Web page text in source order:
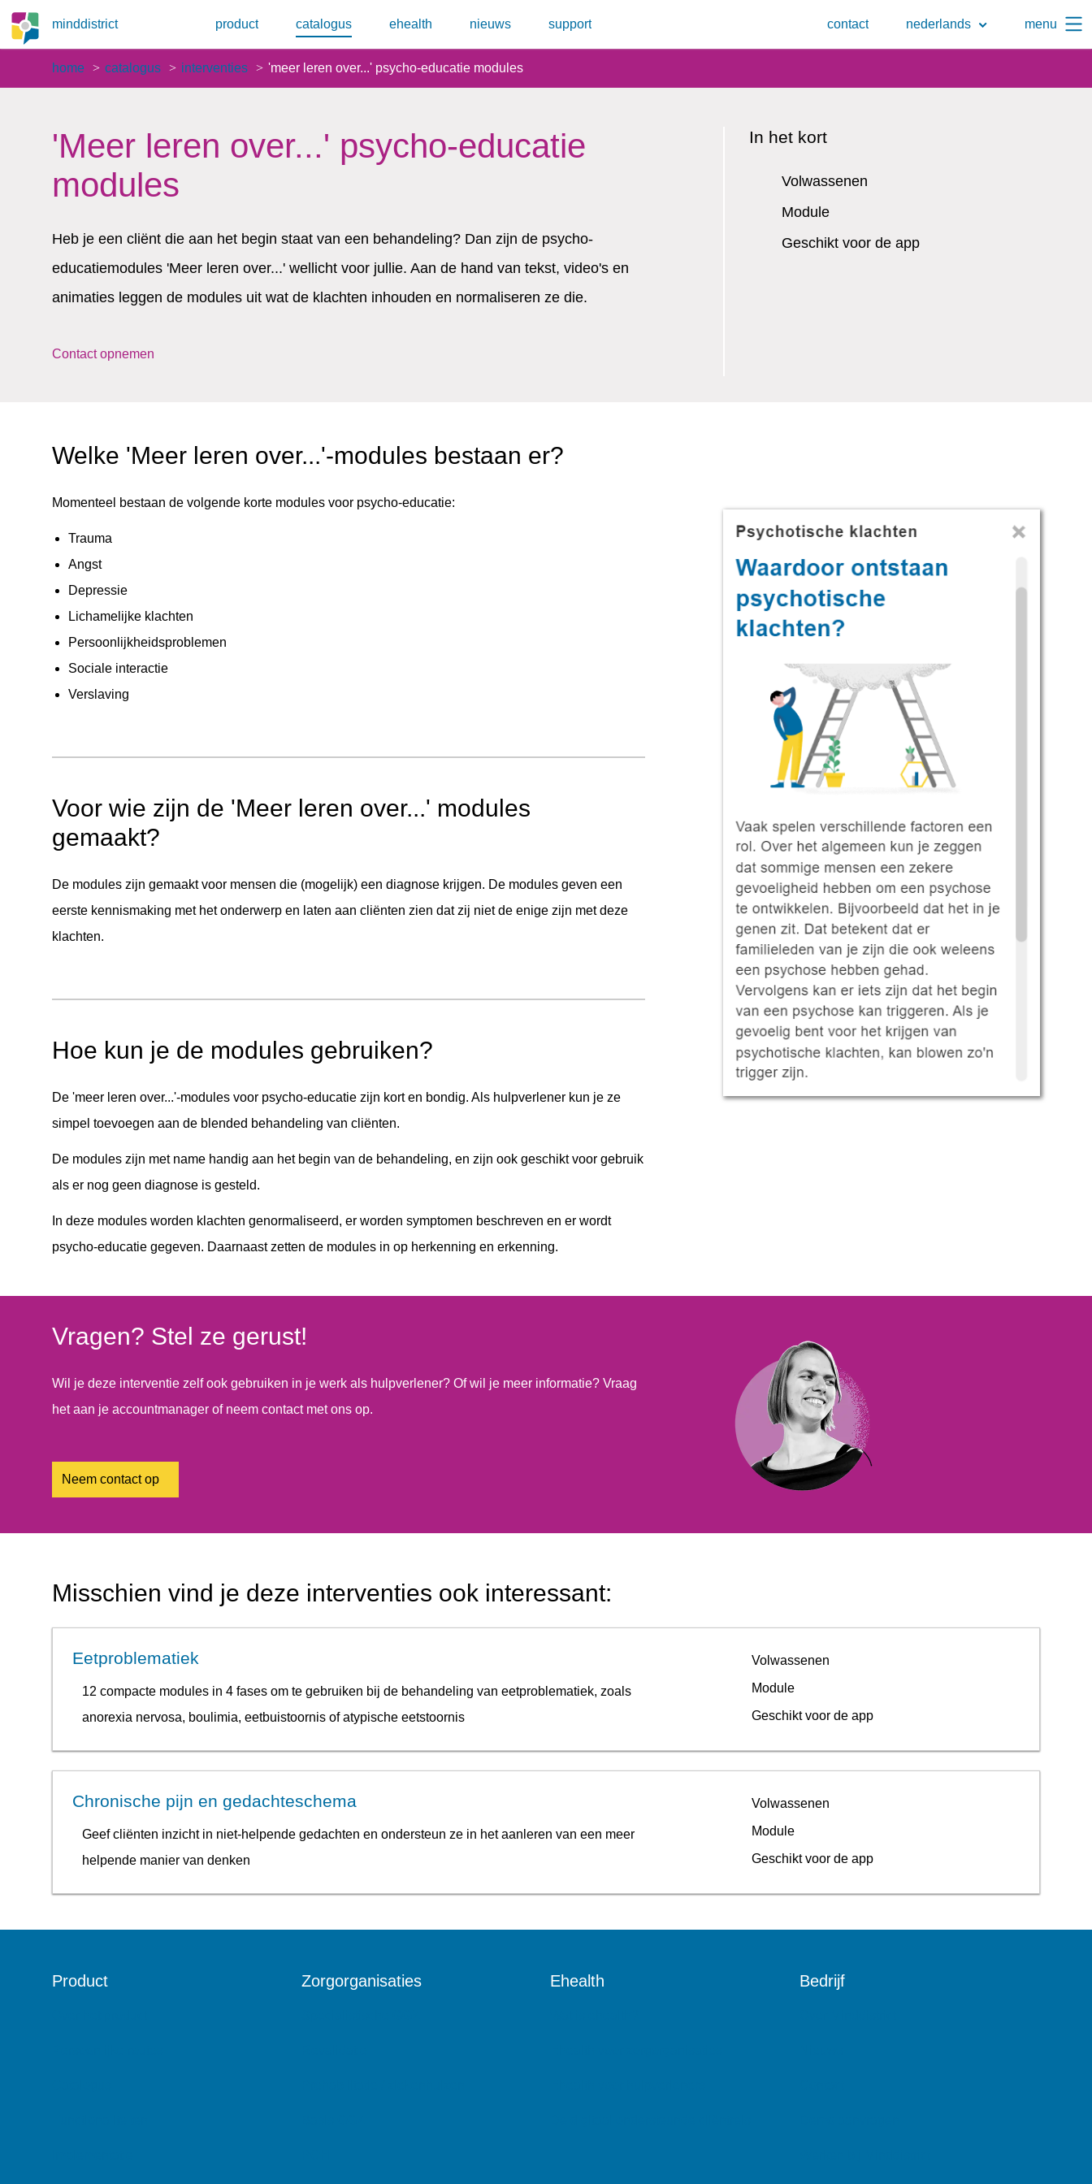
minddistrict product catalogus ehealth nieuws support
de
contact nederlands menu
home catalogus interventies 'meer leren over...' psycho-educatie modules
'Meer leren over...' psycho-educatie
modules
Heb je een cliënt die aan het begin staat van een behandeling? Dan zijn de psycho-
educatiemodules 'Meer leren over...' wellicht voor jullie. Aan de hand van tekst, video's en
animaties leggen de modules uit wat de klachten inhouden en normaliseren ze die.
Contact opnemen
In het kort
Volwassenen
Module
Geschikt voor de app
Welke 'Meer leren over...'-modules bestaan er?
Momenteel bestaan de volgende korte modules voor psycho-educatie:
Trauma
Angst
Depressie
Lichamelijke klachten
Persoonlijkheidsproblemen
Sociale interactie
Verslaving
Voor wie zijn de 'Meer leren over...' modules
gemaakt?
De modules zijn gemaakt voor mensen die (mogelijk) een diagnose krijgen. De modules geven een
eerste kennismaking met het onderwerp en laten aan cliënten zien dat zij niet de enige zijn met deze
klachten.
Hoe kun je de modules gebruiken?
De 'meer leren over...'-modules voor psycho-educatie zijn kort en bondig. Als hulpverlener kun je ze
simpel toevoegen aan de blended behandeling van cliënten.
De modules zijn met name handig aan het begin van de behandeling, en zijn ook geschikt voor gebruik
als er nog geen diagnose is gesteld.
In deze modules worden klachten genormaliseerd, er worden symptomen beschreven en er wordt
psycho-educatie gegeven. Daarnaast zetten de modules in op herkenning en erkenning.
Vragen? Stel ze gerust!
Wil je deze interventie zelf ook gebruiken in je werk als hulpverlener? Of wil je meer informatie? Vraag
het aan je accountmanager of neem contact met ons op.
Neem contact op
Misschien vind je deze interventies ook interessant:
Eetproblematiek
12 compacte modules in 4 fases om te gebruiken bij de behandeling van eetproblematiek, zoals
anorexia nervosa, boulimia, eetbuistoornis of atypische eetstoornis
Volwassenen
Module
Geschikt voor de app
Chronische pijn en gedachteschema
Geef cliënten inzicht in niet-helpende gedachten en ondersteun ze in het aanleren van een meer
helpende manier van denken
Volwassenen
Module
Geschikt voor de app
Product Zorgorganisaties Ehealth Bedrijf